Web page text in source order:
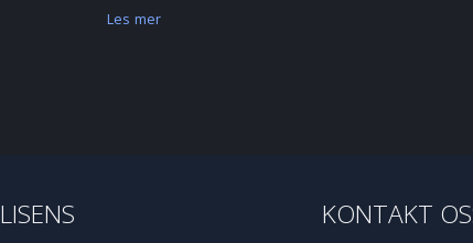
Les mer
LISENS KONTAKT